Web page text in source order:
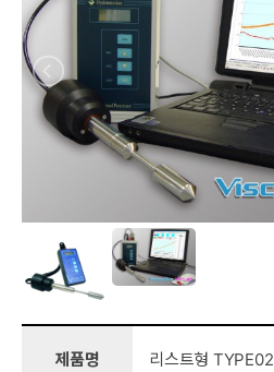
제품명 리스트형 TYPE02